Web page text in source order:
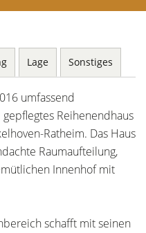
Lage Sonstiges
umfassend
Reihenendhaus
Ratheim. Das Haus
Raumaufteilung,
Innenhof mit
schafft mit seinen